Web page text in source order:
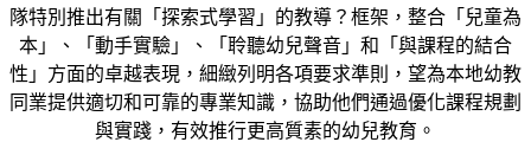
隊特別推出有關「探索式學習」的教導？框架，整合「兒童為
本」、「動手實驗」、「聆聽幼兒聲音」和「與課程的結合
性」方面的卓越表現，細緻列明各項要求準則，望為本地幼教
同業提供適切和可靠的專業知識，協助他們通過優化課程規劃
與實踐，有效推行更高質素的幼兒教育。